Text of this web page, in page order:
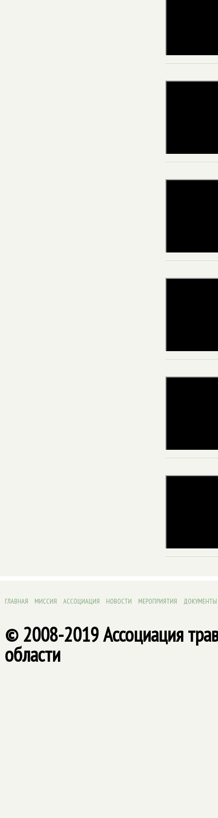
ГЛАВНАЯ МИССИЯ АССОЦИАЦИЯ НОВОСТИ МЕРОПРИЯТИЯ ДОКУМЕНТЫ
© 2008-2019 Ассоциация
области